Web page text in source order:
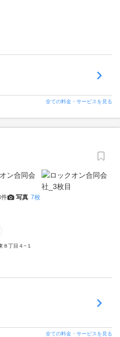
全ての料金・サービスを見る
写真 7枚
８丁目４−１
全ての料金・サービスを見る